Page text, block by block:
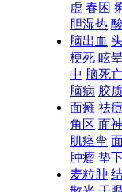
虚 春困
胆湿热
脑出血
梗死 眩
中 脑死
脑病 胶
面瘫 祛痘
角区 面
肌痉挛
肿瘤 垫
麦粒肿